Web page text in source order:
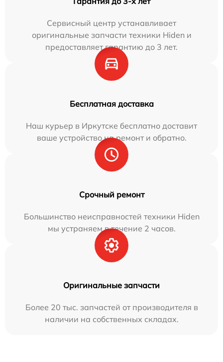
Сервисный центр устанавливает
оригинальные запчасти техники Hiden и
предоставляет гарантию до 3 лет.
Бесплатная доставка
Наш курьер в Иркутске бесплатно доставит
ваше устройство на ремонт и обратно.
Срочный ремонт
Большинство неисправностей техники Hiden
мы устраняем в течение 2 часов.
Оригинальные запчасти
Более 20 тыс. запчастей от производителя в
наличии на собственных складах.